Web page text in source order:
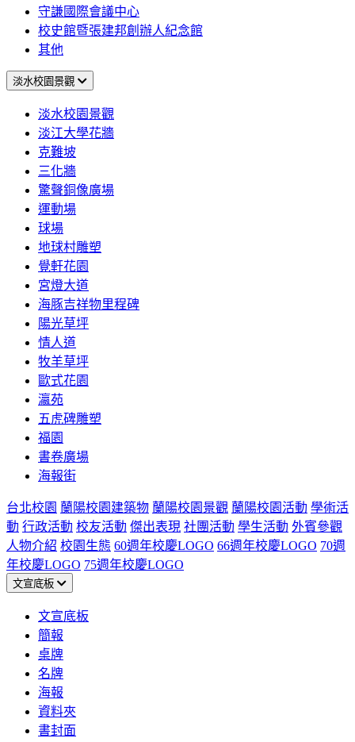
守謙國際會議中心
校史館暨張建邦創辦人紀念館
其他
淡水校園景觀
淡水校園景觀
淡江大學花牆
克難坡
三化牆
驚聲銅像廣場
運動場
球場
地球村雕塑
覺軒花園
宮燈大道
海豚吉祥物里程碑
陽光草坪
情人道
牧羊草坪
歐式花園
瀛苑
五虎碑雕塑
福園
書卷廣場
海報街
台北校園 蘭陽校園建築物 蘭陽校園景觀 蘭陽校園活動 學術活
動 行政活動 校友活動 傑出表現 社團活動 學生活動 外賓參觀
人物介紹 校園生態 60週年校慶LOGO 66週年校慶LOGO 70週
年校慶LOGO 75週年校慶LOGO
文宣底板
文宣底板
簡報
桌牌
名牌
海報
資料夾
書封面